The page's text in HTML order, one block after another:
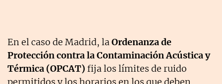
En el caso de Madrid, laOrdenanza de
Protección contra la Contaminación Acústica y
Térmica (OPCAT) fija los límites de ruido